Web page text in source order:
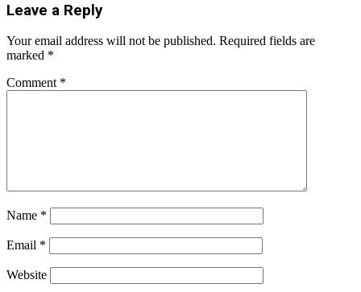
Leave a Reply
Your email address will not be published. Required fields are
marked *
Comment *
Name *
Email *
Website